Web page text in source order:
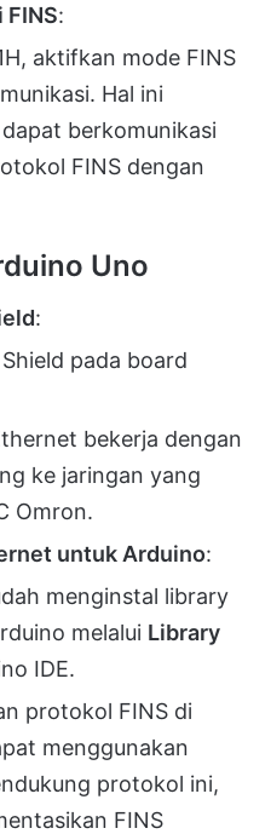
:
aktifkan mode FINS
Hal ini
berkomunikasi
FINS dengan
Uno
:
pada board
bekerja dengan
ke jaringan yang
Omron.
untuk Arduino:
menginstal library
melalui Library
IDE.
protokol FINS di
menggunakan
protokol ini,
FINS